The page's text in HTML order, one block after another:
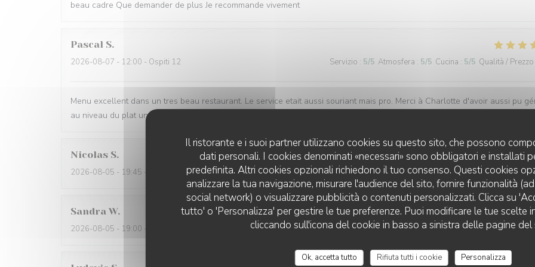
Il ristorante e i suoi partner utilizzano cookies su questo sito, che possono
dati personali. I cookies denominati «necessari» sono obbligatori e installati
predefinita. Altri cookies opzionali richiedono il tuo consenso. Questi cookies
analizzare la tua navigazione, misurare l'audience del sito, fornire funzionalità
social network) o visualizzare pubblicità o contenuti personalizzati. Clicca su
tutto' o 'Personalizza' per gestire le tue preferenze. Puoi modificare le tue scelte
cliccando sull'icona del cookie in basso a sinistra delle pagine del
Ok, accetta tutto Rifiuta tutti i cookie
Personalizza
beau cadre Que demander de plus Je recommande vivement
Pascal S
2026-08-07 - 12:00 - Ospiti 12 Servizio : 5/5 Atmosfera : 5/5 Cucina : 5/5 Qualità / Prezzo
Menu excellent dans un tres beau restaurant. Le service etait aussi souriant mais pro. Merci à Charlotte d'avoir aussi pu
au niveau du plat une personne fort allergique qui s'esr régalée.
Nicolas S
2026-08-05 - 19:45 - Ospiti 2 Servizio: 5/5 Atmosfera: 5/5 Cucina: 5/5 Qualità / Prezzo
Sandra W
2026-08-05 - 19:00 - Ospiti 2 Servizio:5/5 Atmosfera: 4/5 Cucina: 5/5 Qualità / Prezzo
L'AUBERGE AUX 4 SAISONS